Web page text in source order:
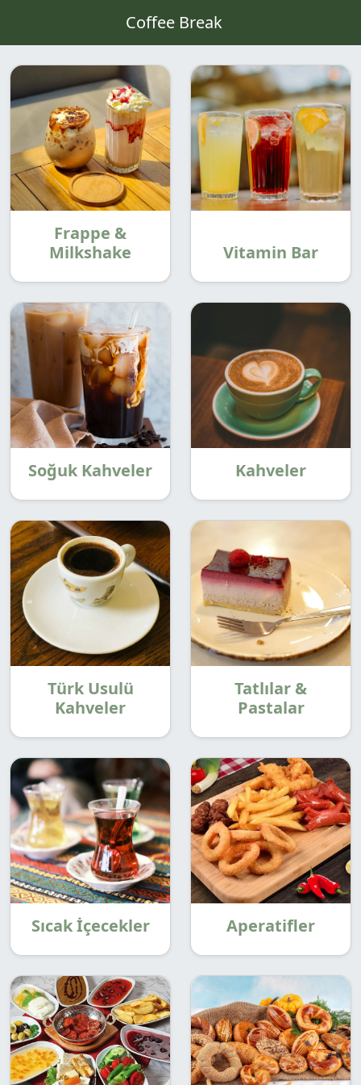
Coffee Break
Frappe &
Milkshake
Vitamin Bar
Soğuk Kahveler Kahveler
Türk Usulü
Kahveler
Tatlılar &
Pastalar
Sıcak İçecekler Aperatifler